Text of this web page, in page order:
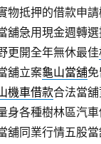
物抵押的借款申
舖急用現金週轉
更開全年無休最佳
舖立案龜山當舖
機車借款合法當
身各種樹林區汽
舖同業行情五股